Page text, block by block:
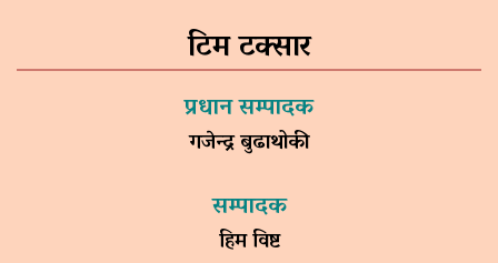
टिम टक्सार
प्रधान सम्पादक
गजेन्द्र बुढाथोकी
सम्पादक
हिम विष्ट